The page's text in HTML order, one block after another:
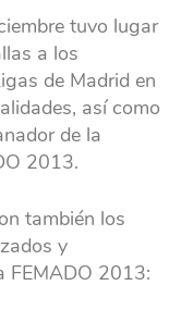
tuvo lugar
a los
de Madrid en
así como
de la
2013.
también los
y
FEMADO 2013: